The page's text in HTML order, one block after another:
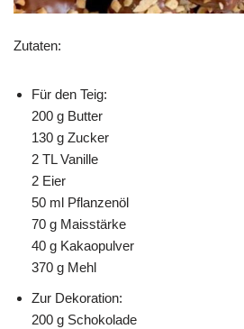
Zutaten:
Für den Teig:
200 g Butter
130 g Zucker
2 TL Vanille
2 Eier
50 ml Pflanzenöl
70 g Maisstärke
40 g Kakaopulver
370 g Mehl
Zur Dekoration:
200 g Schokolade